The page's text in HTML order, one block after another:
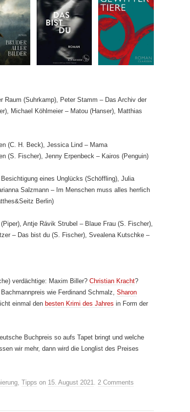
Raum (Suhrkamp), Peter Stamm – Das Archiv der
Michael Köhlmeier – Matou (Hanser), Matthias
(C. H. Beck), Jessica Lind – Mama
(S. Fischer), Jenny Erpenbeck – Kairos (Penguin)
eines Unglücks (Schöffling), Julia
Salzmann – Im Menschen muss alles herrlich
Berlin)
Antje Rávik Strubel – Blaue Frau (S. Fischer),
– Das bist du (S. Fischer), Svealena Kutschke –
verdächtige: Maxim Biller? Christian Kracht?
wie Ferdinand Schmalz, Sharon
einmal den besten Krimi des Jahres in Form der
Buchpreis so aufs Tapet bringt und welche
wir mehr, dann wird die Longlist des Preises
Tipps on 15. August 2021 2 Comments